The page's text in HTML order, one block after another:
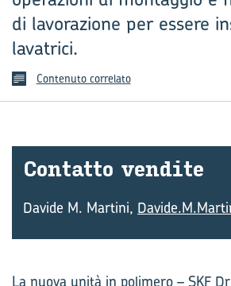
di lavorazione per essere
lavatrici.
Contenuto correlato
Con­tat­to ven­di­te
Davide M. Martini,
La nuova unità in polimero – SKF